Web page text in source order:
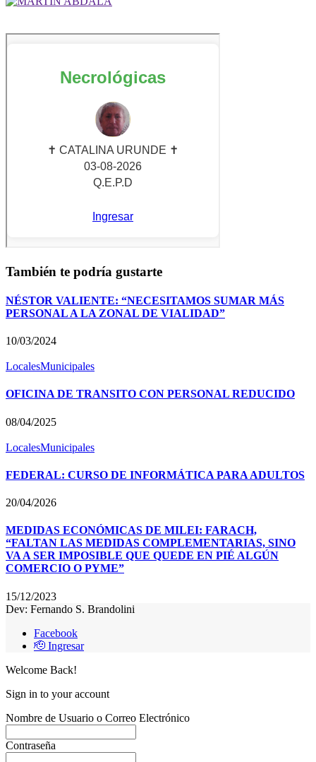
También te podría gustarte
NÉSTOR VALIENTE: “NECESITAMOS SUMAR MÁS
PERSONAL A LA ZONAL DE VIALIDAD”
10/03/2024
LocalesMunicipales
OFICINA DE TRANSITO CON PERSONAL REDUCIDO
08/04/2025
LocalesMunicipales
FEDERAL: CURSO DE INFORMÁTICA PARA ADULTOS
20/04/2026
MEDIDAS ECONÓMICAS DE MILEI: FARACH,
“FALTAN LAS MEDIDAS COMPLEMENTARIAS, SINO
VA A SER IMPOSIBLE QUE QUEDE EN PIÉ ALGÚN
COMERCIO O PYME”
15/12/2023
Dev: Fernando S. Brandolini
Facebook
🫡 Ingresar
Welcome Back!
Sign in to your account
Nombre de Usuario o Correo Electrónico
Contraseña